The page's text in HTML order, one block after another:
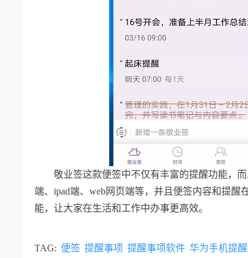
敬业签这款便签中不仅有丰富的提醒功能，
端、ipad端、web网页端等，并且便签内容和提
能，让大家在生活和工作中办事更高效。
TAG: 便签 提醒事项 提醒事项软件 华为手机提